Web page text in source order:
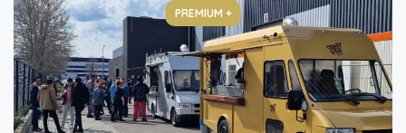
PREMIUM +